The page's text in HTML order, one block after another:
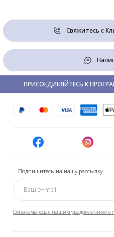
Свяжитесь с
Подпишитесь на нашу рассылку
Ознакомьтесь с нашим уведомлением о
ПРИСОЕДИНЯЙТЕСЬ К